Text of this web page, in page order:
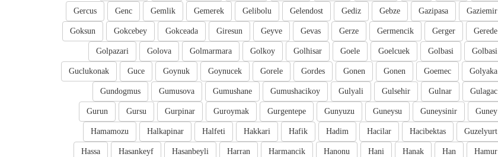
Gaziemir
Gazipasa
Gebze
Gediz
Gelendost
Gelibolu
Gemerek
Gemlik
Genc
Gercus
Gerede
Gerger
Germencik
Gerze
Gevas
Geyve
Giresun
Gokceada
Gokcebey
Goksun
Golbasi
Golbasi
Goelcuek
Goele
Golhisar
Golkoy
Golmarmara
Golova
Golpazari
Golyaka
Goemec
Gonen
Gonen
Gordes
Gorele
Goynucek
Goynuk
Guce
Guclukonak
Gulagac
Gulnar
Gulsehir
Gulyali
Gumushacikoy
Gumushane
Gumusova
Gundogmus
Guney
Guneysinir
Guneysu
Gunyuzu
Gurgentepe
Guroymak
Gurpinar
Gursu
Gurun
Guzelyurt
Hacibektas
Hacilar
Hadim
Hafik
Hakkari
Halfeti
Halkapinar
Hamamozu
Hamur
Han
Hanak
Hani
Hanonu
Harmancik
Harran
Hasanbeyli
Hasankeyf
Hassa